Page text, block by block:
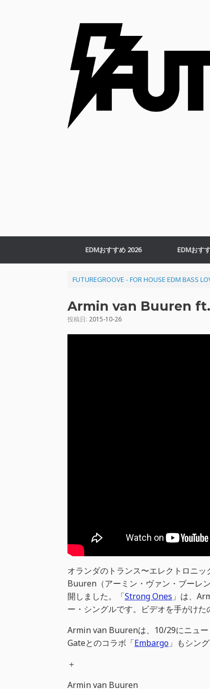
EDMおすすめ 2026 EDMおす
FUTUREGROOVE - FOR HOUSE EDM BASS
Armin van Buuren
投稿日: 2015-10-26
オランダのトランス〜エレクトロニ
Buuren（アーミン・ヴァン・ブーレ
開しました。「Strong Ones 」は、
ー・シングルです。ビデオを手がけた
Armin van Buurenは、10/29にニュー
Gateとのコラボ「Embargo 」もシン
＋
Armin van Buuren